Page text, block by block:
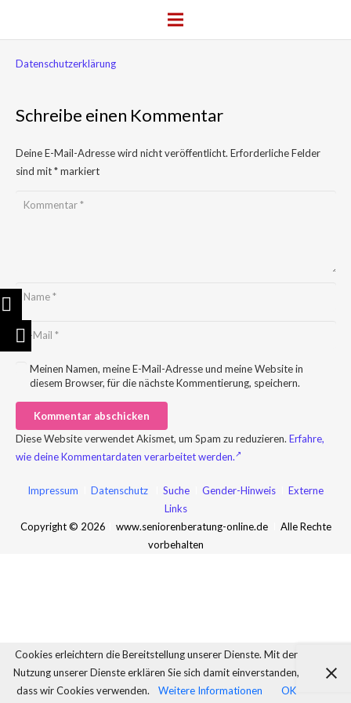
Datenschutzerklärung
Schreibe einen Kommentar
Deine E-Mail-Adresse wird nicht veröffentlicht. Erforderliche Felder
sind mit*markiert
Meinen Namen, meine E-Mail-Adresse und meine Website in
diesem Browser, für die nächste Kommentierung, speichern.
Kommentar abschicken
Diese Website verwendet Akismet, um Spam zu reduzieren. Erfahre,
wie deine Kommentardaten verarbeitet werden.
Impressum Datenschutz Suche Gender-Hinweis
Externe
Links
Copyright © 2026
www.seniorenberatung-online.de
Alle Rechte
vorbehalten
Cookies erleichtern die Bereitstellung unserer Dienste. Mit der
Nutzung unserer Dienste erklären Sie sich damit einverstanden,
dass wir Cookies verwenden.
Weitere Informationen OK